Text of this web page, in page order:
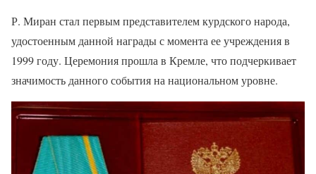
Р. Миран стал первым представителем курдского народа,
удостоенным данной награды с момента ее учреждения в
1999 году. Церемония прошла в Кремле, что подчеркивает
значимость данного события на национальном уровне.